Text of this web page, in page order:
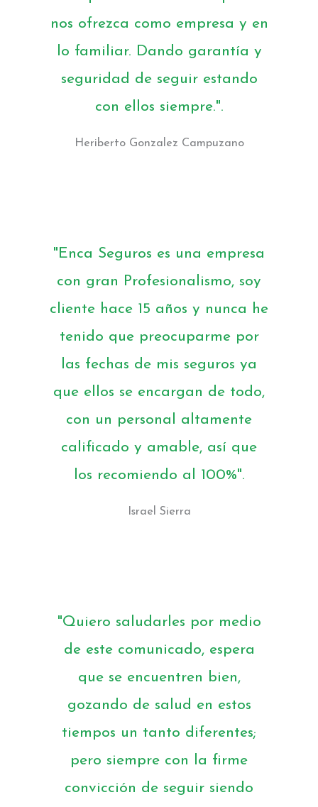
nos ofrezca como empresa y en
lo familiar. Dando garantía y
seguridad de seguir estando
con ellos siempre.".
Heriberto Gonzalez Campuzano
"Enca Seguros es una empresa
con gran Profesionalismo, soy
cliente hace 15 años y nunca he
tenido que preocuparme por
las fechas de mis seguros ya
que ellos se encargan de todo,
con un personal altamente
calificado y amable, así que
los recomiendo al 100%".
Israel Sierra
"Quiero saludarles por medio
de este comunicado, espera
que se encuentren bien,
gozando de salud en estos
tiempos un tanto diferentes;
pero siempre con la firme
convicción de seguir siendo